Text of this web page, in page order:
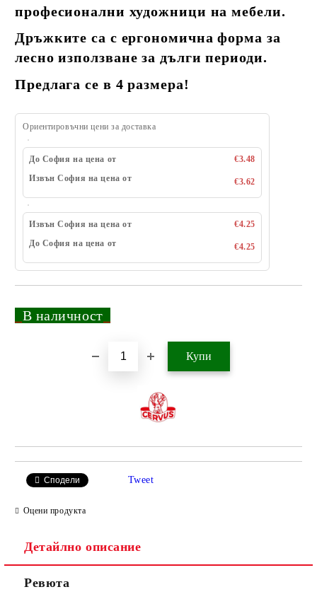
професионални художници на мебели.
Дръжките са с ергономична форма за
лесно използване за дълги периоди.
Предлага се в 4 размера!
Ориентировъчни цени за доставка
До София на цена от
€3.48
Извън София на цена от
€3.62
Извън София на цена от
€4.25
До София на цена от
€4.25
В наличност
Сподели Tweet
Оцени продукта
Детайлно описание
Ревюта